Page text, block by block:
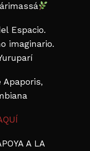
Espacio.
imaginario.
Apaporis,
A LA